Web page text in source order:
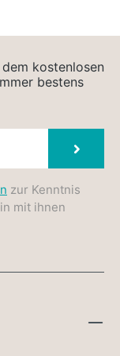
kostenlosen
bestens
zur Kenntnis
mit ihnen